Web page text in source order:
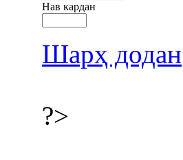
Нав кардан
Шарҳ додан
?>